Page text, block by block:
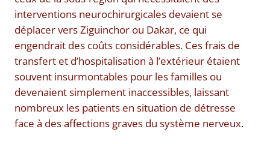
interventions neurochirurgicales devaient se
déplacer vers Ziguinchor ou Dakar, ce qui
engendrait des coûts considérables. Ces frais de
transfert et d’hospitalisation à l’extérieur étaient
souvent insurmontables pour les familles ou
devenaient simplement inaccessibles, laissant
nombreux les patients en situation de détresse
face à des affections graves du système nerveux.